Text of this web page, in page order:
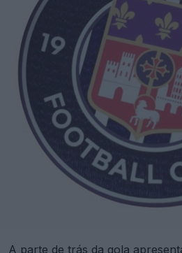
A parte de trás da gola